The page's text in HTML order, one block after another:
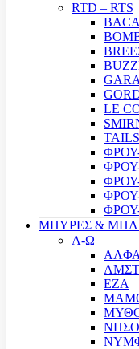
RTD – RTS
LE
TAILS
ΜΠΥΡΕΣ &
Α-Ω
ΑΛΦΑ
ΕΖΑ